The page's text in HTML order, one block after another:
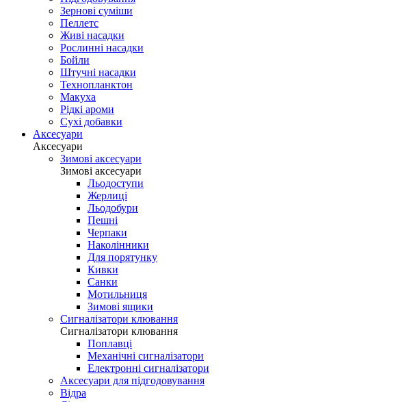
Зернові суміши
Пеллетс
Живі насадки
Рослинні насадки
Бойли
Штучні насадки
Технопланктон
Макуха
Рідкі ароми
Сухі добавки
Аксесуари
Аксесуари
Зимові аксесуари
Зимові аксесуари
Льодоступи
Жерлиці
Льодобури
Пешні
Черпаки
Наколінники
Для порятунку
Кивки
Санки
Мотильниця
Зимові ящики
Сигналізатори клювання
Сигналізатори клювання
Поплавці
Механічні сигналізатори
Електронні сигналізатори
Аксесуари для підгодовування
Відра